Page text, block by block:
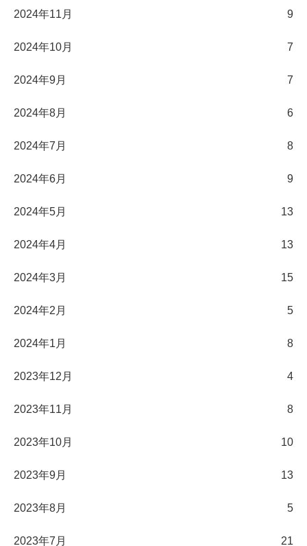
2024年11月 9
2024年10月 7
2024年9月 7
2024年8月 6
2024年7月 8
2024年6月 9
2024年5月 13
2024年4月 13
2024年3月 15
2024年2月 5
2024年1月 8
2023年12月 4
2023年11月 8
2023年10月 10
2023年9月 13
2023年8月 5
2023年7月 21